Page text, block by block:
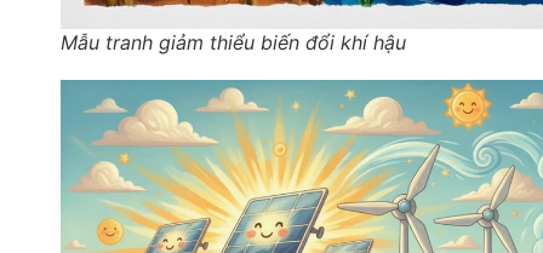
Mẫu tranh giảm thiểu biến đổi khí hậu